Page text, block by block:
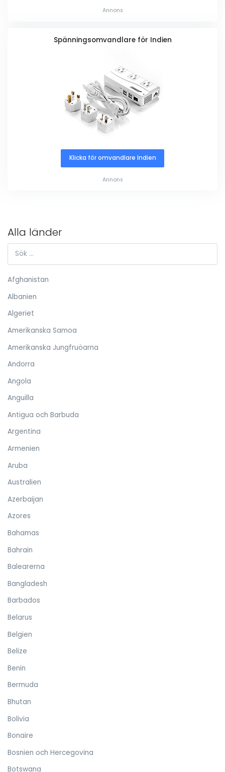
Annons
Spänningsomvandlare för Indien
Klicka för omvandlare Indien
Annons
Alla länder
Afghanistan
Albanien
Algeriet
Amerikanska Samoa
Amerikanska Jungfruöarna
Andorra
Angola
Anguilla
Antigua och Barbuda
Argentina
Armenien
Aruba
Australien
Azerbaijan
Azores
Bahamas
Bahrain
Balearerna
Bangladesh
Barbados
Belarus
Belgien
Belize
Benin
Bermuda
Bhutan
Bolivia
Bonaire
Bosnien och Hercegovina
Botswana